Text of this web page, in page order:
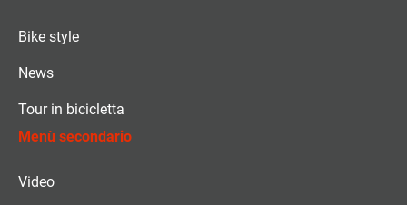
Bike style
News
Tour in bicicletta
Menù secondario
Video